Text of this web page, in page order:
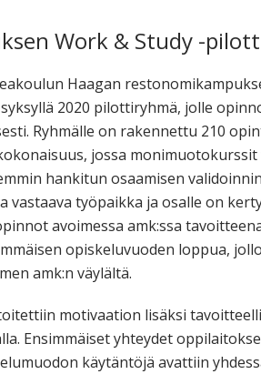
Work & Study -
Haagan
2020 pilottiryhmä, jolle
Ryhmälle on rakennettu 210
jossa
hankitun osaamisen
vastaava työpaikka ja osalle on
avoimessa amk:ssa
opiskeluvuoden loppua,
amk:n väylältä.
motivaation lisäksi
Ensimmäiset yhteydet
käytäntöjä avattiin